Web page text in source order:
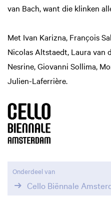
van Bach, want die klinken
Met Ivan Karizna, François
Nicolas Altstaedt, Laura van
Nesrine, Giovanni Sollima,
Julien-Laferrière.
Onderdeel van
Cello Biënnale